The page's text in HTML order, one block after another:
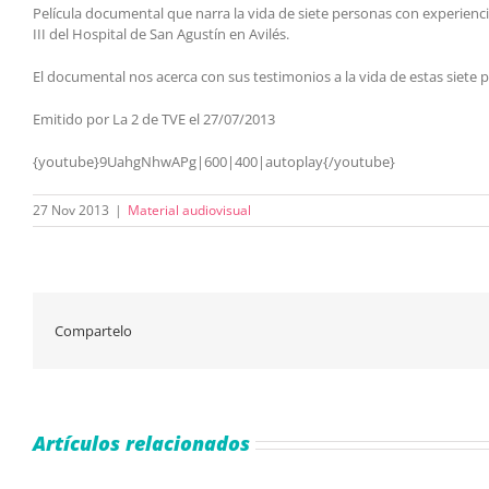
Película documental que narra la vida de siete personas con
III del Hospital de San Agustín en Avilés.
El documental nos acerca con sus testimonios a la vida de estas
Emitido por La 2 de TVE el 27/07/2013
{youtube}9UahgNhwAPg|600|400|autoplay{/youtube}
27 Nov 2013 | Material audiovisual
Compartelo
Artículos relacionados